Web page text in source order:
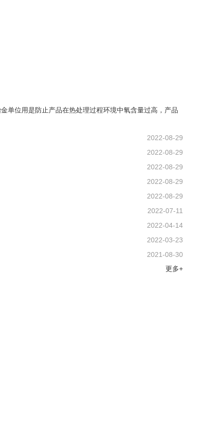
单位用是防止产品在热处理过程环境中氧含量过高，产品
2022-08-29
2022-08-29
2022-08-29
2022-08-29
2022-08-29
2022-07-11
2022-04-14
2022-03-23
2021-08-30
更多+